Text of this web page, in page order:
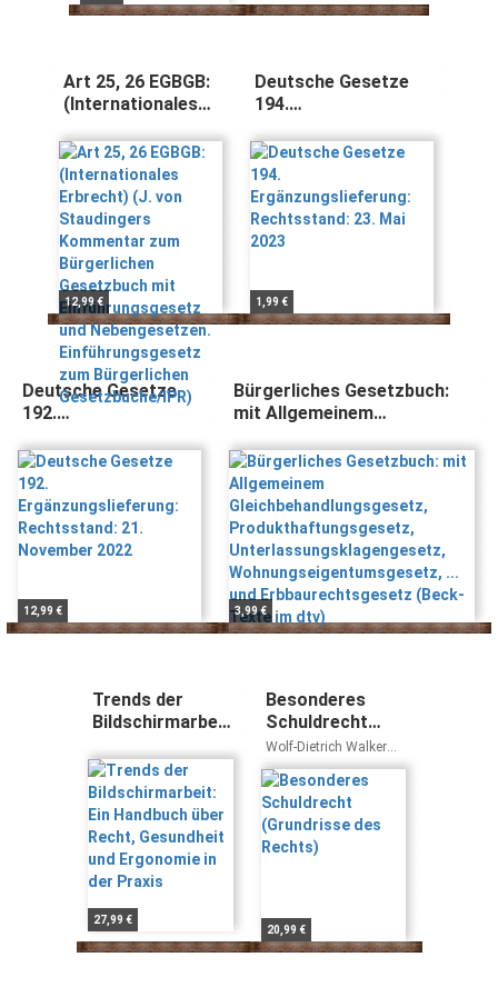
Art 25, 26 EGBGB:
(Internationales
Staudingers
Kommentar zum
Bürgerlichen
Gesetzbuch mit
Einführungsgesetz
und
Nebengesetzen.
Einführungsgesetz
zum Bürgerlichen
Gesetzbuche/IPR)
12,99 €
Deutsche Gesetze
194.
Rechtsstand: 23. Mai
2023
1,99 €
Deutsche Gesetze
192.
Rechtsstand: 21.
November 2022
12,99 €
Bürgerliches Gesetzbuch:
mit Allgemeinem
Produkthaftungsgesetz,
Unterlassungsklagengesetz,
Wohnungseigentumsgesetz,
... und Erbbaurechtsgesetz
(Beck-Texte im dtv)
3,99 €
Trends der
Bildschirmarbeit:
über Recht,
Gesundheit und
Ergonomie in der
Praxis
27,99 €
Besonderes
Schuldrecht
(Grundrisse des
Rechts)
Wolf-Dietrich Walker
Hans Brox
20,99 €